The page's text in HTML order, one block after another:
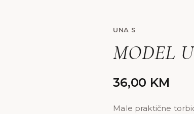
UNA S
MODEL
36,00 KM
Male praktične